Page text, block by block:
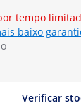
tempo
baixo
Verificar